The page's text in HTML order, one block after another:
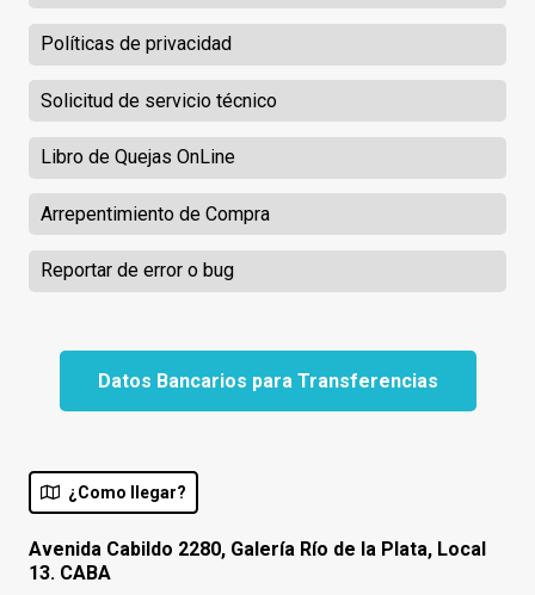
Políticas de privacidad
Solicitud de servicio técnico
Libro de Quejas OnLine
Arrepentimiento de Compra
Reportar de error o bug
Datos Bancarios para Transferencias
¿Como llegar?
Avenida Cabildo 2280, Galería Río de la Plata, Local
13. CABA